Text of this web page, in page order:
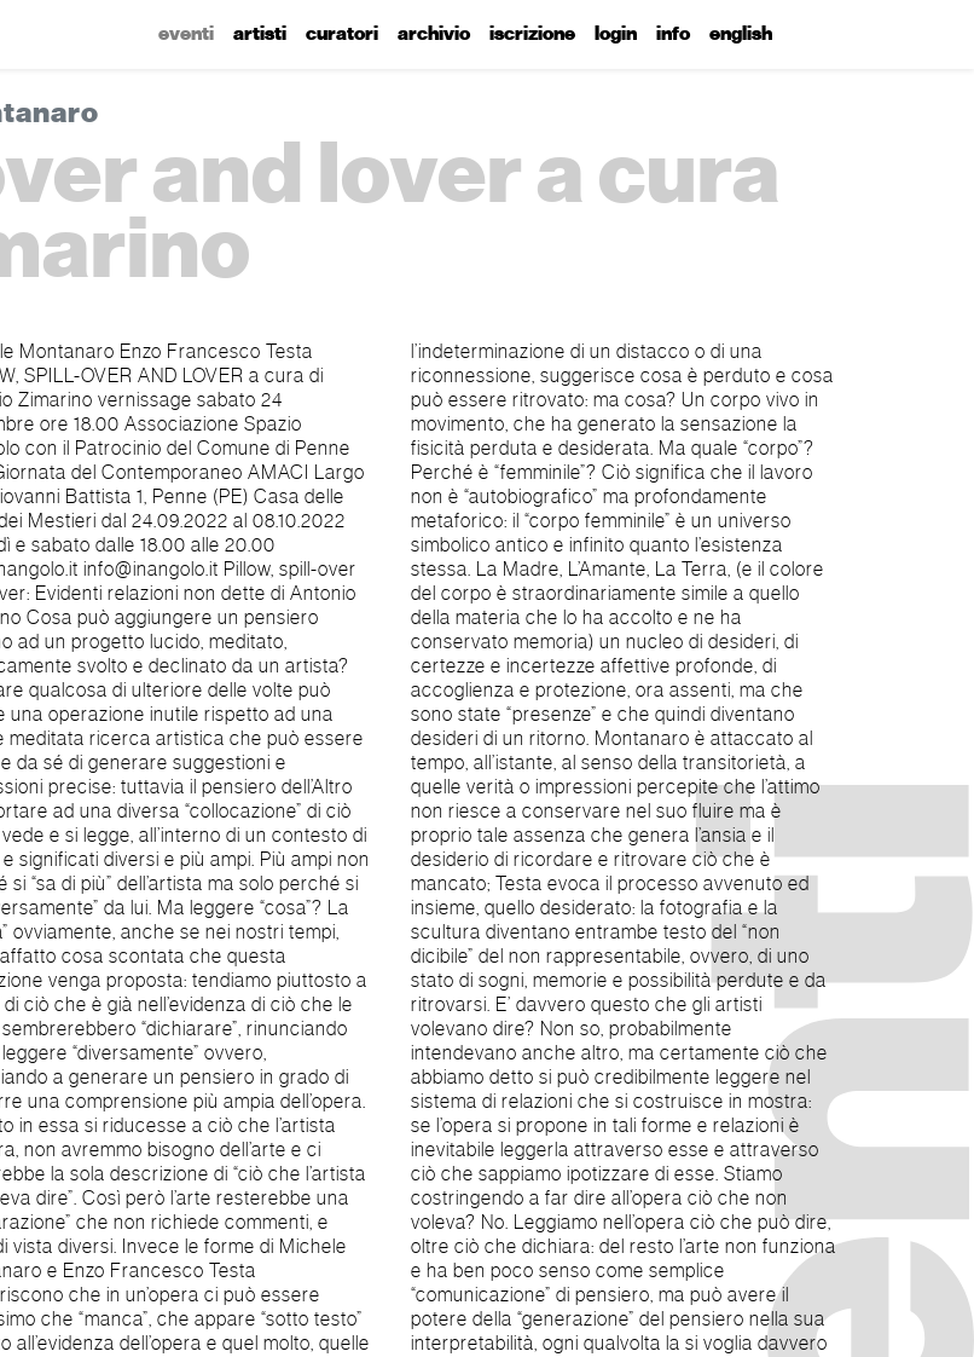
eventi artisti curatori archivio iscrizione login info english
and lover a cura
Montanaro Enzo Francesco Testa
SPILL-OVER AND LOVER a cura di
vernissage sabato 24
18.00 Associazione Spazio
con il Patrocinio del Comune di Penne
del Contemporaneo AMACI Largo
Battista 1, Penne (PE) Casa delle
24.09.2022 al 08.10.2022
e sabato dalle 18.00 alle 20.00
info@inangolo.it Pillow, spill-over
Evidenti relazioni non dette di Antonio
pensiero
ad un progetto lucido, meditato,
svolto e declinato da un artista?
qualcosa di ulteriore delle volte può
una operazione inutile rispetto ad una
meditata ricerca artistica che può essere
da sé di generare suggestioni e
precise: tuttavia il pensiero dell’Altro
ad una diversa “collocazione” di ciò
e si legge, all’interno di un contesto di
significati diversi e più ampi. Più ampi non
si “sa di più” dell’artista ma solo perché si
da lui. Ma leggere “cosa”? La
ovviamente, anche se nei nostri tempi,
cosa scontata che questa
venga proposta: tendiamo piuttosto a
ciò che è già nell’evidenza di ciò che le
“dichiarare”, rinunciando
“diversamente” ovvero,
a generare un pensiero in grado di
una comprensione più ampia dell’opera.
in essa si riducesse a ciò che l’artista
non avremmo bisogno dell’arte e ci
la sola descrizione di “ciò che l’artista
dire”. Così però l’arte resterebbe una
che non richiede commenti, e
vista diversi. Invece le forme di Michele
e Enzo Francesco Testa
che in un’opera ci può essere
che “manca”, che appare “sotto testo”
all’evidenza dell’opera e quel molto, quelle
di un distacco o di una
suggerisce cosa è perduto e cosa
ma cosa? Un corpo vivo in
ha generato la sensazione la
perduta e desiderata. Ma quale “corpo”?
“femminile”? Ciò significa che il lavoro
“autobiografico” ma profondamente
femminile” è un universo
antico e infinito quanto l’esistenza
Madre, L’Amante, La Terra, (e il colore
è straordinariamente simile a quello
e ne ha
memoria) un nucleo di desideri, di
e incertezze affettive profonde, di
e protezione, ora assenti, ma che
“presenze” e che quindi diventano
di un ritorno. Montanaro è attaccato al
al senso della transitorietà, a
o impressioni percepite che l’attimo
a conservare nel suo fluire ma è
tale assenza che genera l’ansia e il
di ricordare e ritrovare ciò che è
Testa evoca il processo avvenuto ed
quello desiderato: la fotografia e la
diventano entrambe testo del “non
del non rappresentabile, ovvero, di uno
sogni, memorie e possibilità perdute e da
E’ davvero questo che gli artisti
dire? Non so, probabilmente
anche altro, ma certamente ciò che
detto si può credibilmente leggere nel
di relazioni che si costruisce in mostra:
si propone in tali forme e relazioni è
leggerla attraverso esse e attraverso
sappiamo ipotizzare di esse. Stiamo
a far dire all’opera ciò che non
No. Leggiamo nell’opera ciò che può dire,
che dichiara: del resto l’arte non funziona
poco senso come semplice
di pensiero, ma può avere il
della “generazione” del pensiero nella sua
ogni qualvolta la si voglia davvero